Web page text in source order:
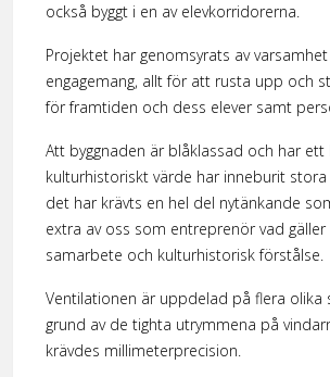
också byggt i en av elevkorridorerna.
Projektet har genomsyrats av
engagemang, allt för att rusta upp och
för framtiden och dess elever samt
Att byggnaden är blåklassad och har ett
kulturhistoriskt värde har inneburit
det har krävts en hel del nytänkande
extra av oss som entreprenör vad gäller
samarbete och kulturhistorisk förstålse.
Ventilationen är uppdelad på flera olika
grund av de tighta utrymmena på
krävdes millimeterprecision.